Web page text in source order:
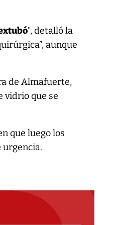
“, detalló la
aunque
de Almafuerte,
vidrio que se
que luego los
urgencia.